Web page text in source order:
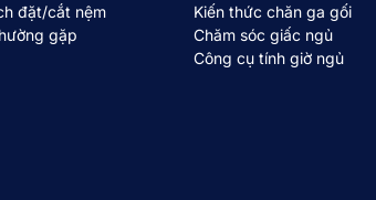
và dễ chịu vậy?
gia đình?
nhà không?
lượng như trải
đặt/cắt nệm
gặp
Kiến thức chăn ga gối
Chăm sóc giấc ngủ
Công cụ tính giờ ngủ